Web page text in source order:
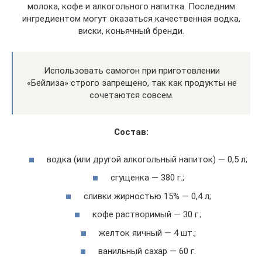
молока, кофе и алкогольного напитка. Последним
ингредиентом могут оказаться качественная водка,
виски, коньячный бренди.
Использовать самогон при приготовлении
«Бейлиза» строго запрещено, так как продукты не
сочетаются совсем.
Состав:
водка (или другой алкогольный напиток) — 0,5 л;
сгущенка — 380 г.;
сливки жирностью 15% — 0,4 л;
кофе растворимый — 30 г.;
желток яичный — 4 шт.;
ванильный сахар — 60 г.